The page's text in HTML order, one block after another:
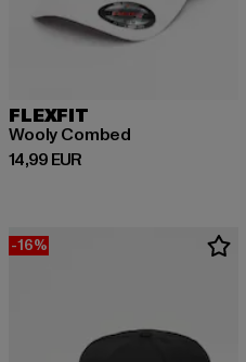
FLEXFIT
Wooly Combed
14,99 EUR
Derzeitiger Preis: 14,99 EUR
-16%